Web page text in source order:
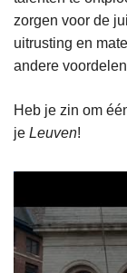
zorgen voor de
uitrusting en
andere
Heb je zin om
je Leuven!